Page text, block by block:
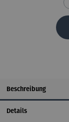
Beschreibung
Details